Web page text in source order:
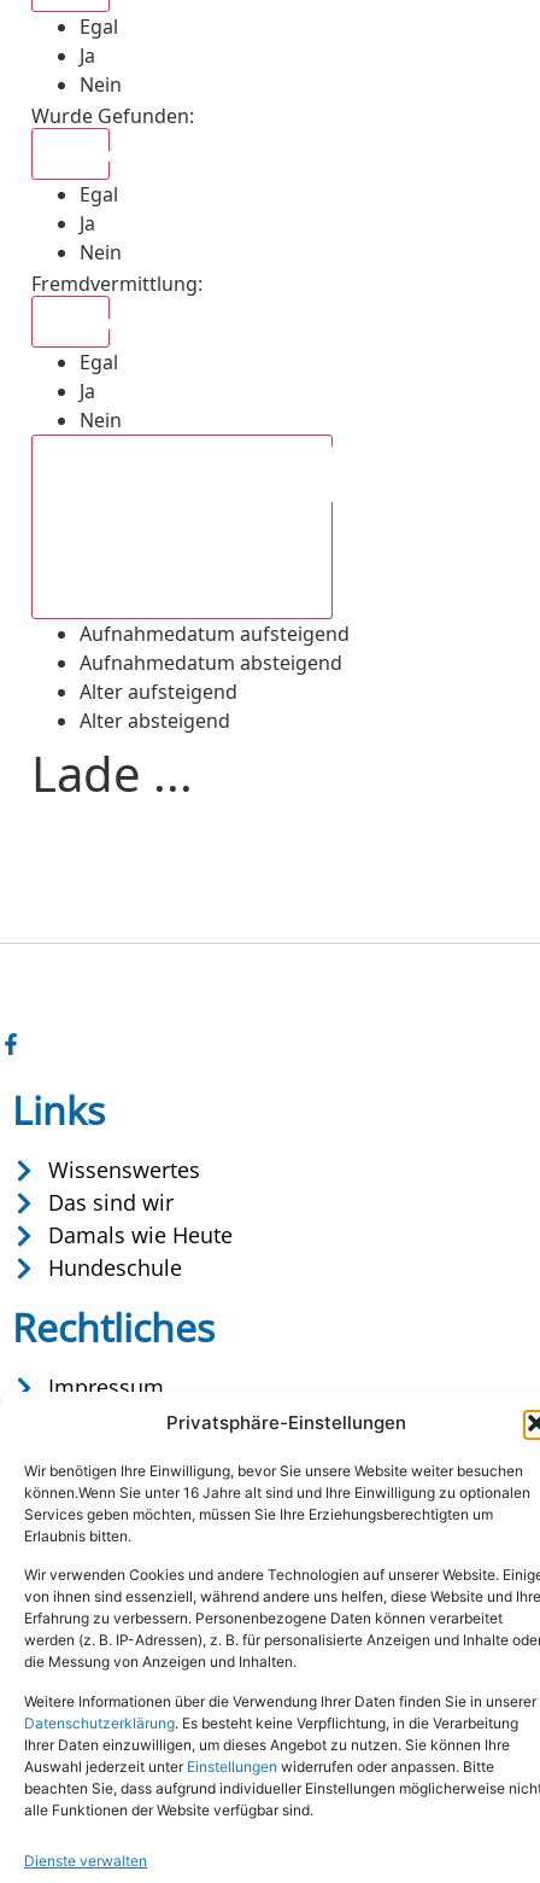
Privatsphäre-Einstellungen
Wir benötigen Ihre Einwilligung, bevor Sie unsere Website weiter besuchen
können.Wenn Sie unter 16 Jahre alt sind und Ihre Einwilligung zu optionalen
Services geben möchten, müssen Sie Ihre Erziehungsberechtigten um
Erlaubnis bitten.
Wir verwenden Cookies und andere Technologien auf unserer Website.
von ihnen sind essenziell, während andere uns helfen, diese Website und Ihre
Erfahrung zu verbessern. Personenbezogene Daten können verarbeitet
werden (z. B. IP-Adressen), z. B. für personalisierte Anzeigen und Inhalte
die Messung von Anzeigen und Inhalten.
Weitere Informationen über die Verwendung Ihrer Daten finden Sie in unserer
Datenschutzerklärung. Es besteht keine Verpflichtung, in die Verarbeitung
Ihrer Daten einzuwilligen, um dieses Angebot zu nutzen. Sie können Ihre
Auswahl jederzeit unter Einstellungen widerrufen oder anpassen. Bitte
beachten Sie, dass aufgrund individueller Einstellungen möglicherweise
alle Funktionen der Website verfügbar sind.
Dienste verwalten
Egal
Ja
Nein
Wurde Gefunden:
Egal
Ja
Nein
Fremdvermittlung:
Egal
Ja
Nein
Aufnahmedatum aufsteigend
Aufnahmedatum absteigend
Alter aufsteigend
Alter absteigend
Lade ...
Links
Wissenswertes
Das sind wir
Damals wie Heute
Hundeschule
Rechtliches
Impressum
Datenschutz
Copyright © 2024. Alle Rechte vorbehalten.
Tel.: (02651) - 77438info@tierheim-mayen.de
In der Pluns 1, 56727 Mayen